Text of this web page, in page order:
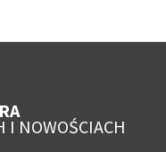
I NOWOŚCIACH